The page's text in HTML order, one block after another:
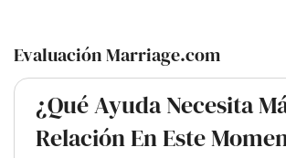
Evaluación Marriage.com
¿Qué Ayuda Necesita
Relación En Este